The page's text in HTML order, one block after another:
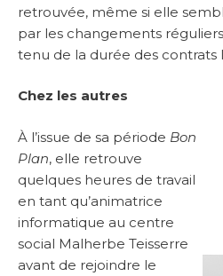
retrouvée, même si elle
par les changements
tenu de la durée des contrats
Chez les autres
À l’issue de sa période Bon
Plan, elle retrouve
quelques heures de travail
en tant qu’animatrice
informatique au centre
social Malherbe Teisserre
avant de rejoindre le